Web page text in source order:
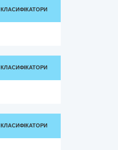
КЛАСИФІКАТОРИ
КЛАСИФІКАТОРИ
КЛАСИФІКАТОРИ